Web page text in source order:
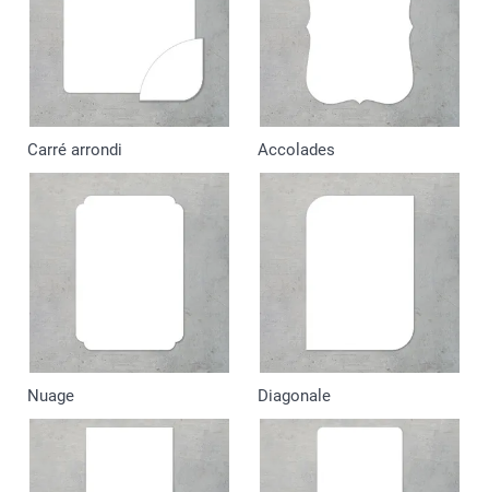
Carré arrondi Accolades
Nuage Diagonale